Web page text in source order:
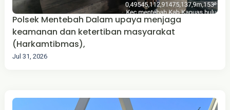
Polsek Mentebah Dalam upaya menjaga
keamanan dan ketertiban masyarakat
(Harkamtibmas),
Jul 31, 2026